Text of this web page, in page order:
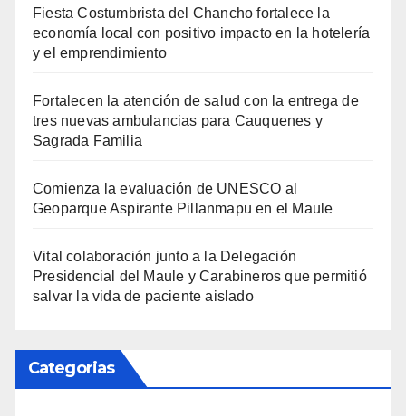
Fiesta Costumbrista del Chancho fortalece la
economía local con positivo impacto en la hotelería
y el emprendimiento
Fortalecen la atención de salud con la entrega de
tres nuevas ambulancias para Cauquenes y
Sagrada Familia
Comienza la evaluación de UNESCO al
Geoparque Aspirante Pillanmapu en el Maule
Vital colaboración junto a la Delegación
Presidencial del Maule y Carabineros que permitió
salvar la vida de paciente aislado
Categorias